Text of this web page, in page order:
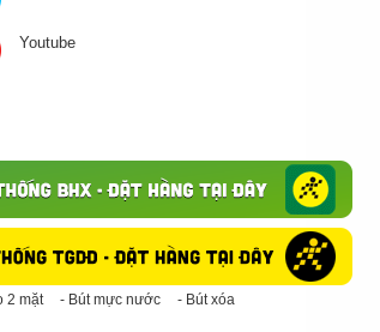
Youtube
A4
- Băng keo trong - Băng keo đục
A3 - Giấy vệ sinh
- Keo Silicone
2 mặt - Bút mực nước - Bút xóa